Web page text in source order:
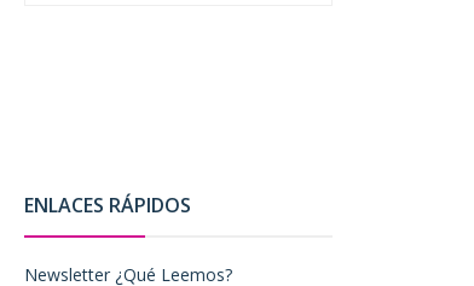
ENLACES RÁPIDOS
Newsletter ¿Qué Leemos?